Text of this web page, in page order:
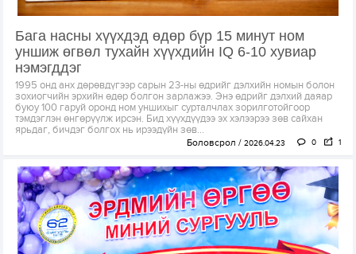
Бага насны хүүхдэд өдөр бүр 15 минут ном
уншиж өгвөл тухайн хүүхдийн IQ 6-10 хувиар
нэмэгддэг
1995 онд анх дөрөвдүгээр сарын 23-ны өдрийг дэлхийн номын болон
зохиогчийн эрхийн өдөр болгон зарлажээ. Энэ өдрийг дэлхий даяар
буюу 100 гаруй оронд ном уншихыг сурталчлах зорилготойгоор
тэмдэглэн өнгөрүүлж ирсэн. Бид хүүхдүүдээ эх хэлээрээ зөв сайхан
ярьдаг, бичдэг болгох нь ирээдүйн зөв...
Боловсрол 2026.04.23 0 1